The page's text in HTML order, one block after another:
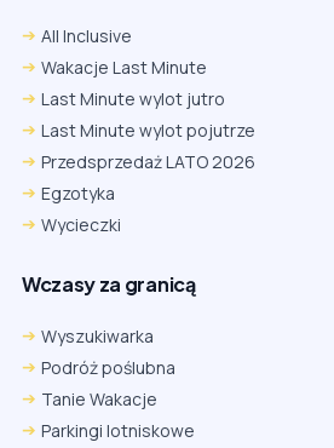
All Inclusive
Wakacje Last Minute
Last Minute wylot jutro
Last Minute wylot pojutrze
Przedsprzedaż LATO 2026
Egzotyka
Wycieczki
Wczasy za granicą
Wyszukiwarka
Podróż poślubna
Tanie Wakacje
Parkingi lotniskowe